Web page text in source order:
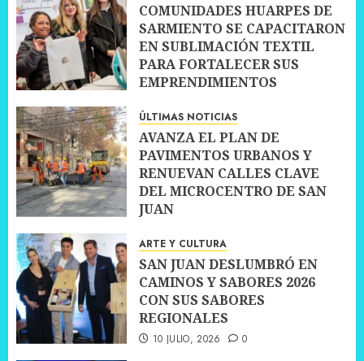
COMUNIDADES HUARPES DE
SARMIENTO SE CAPACITARON
EN SUBLIMACIÓN TEXTIL
PARA FORTALECER SUS
EMPRENDIMIENTOS
ÚLTIMAS NOTICIAS
AVANZA EL PLAN DE
PAVIMENTOS URBANOS Y
RENUEVAN CALLES CLAVE
DEL MICROCENTRO DE SAN
JUAN
ARTE Y CULTURA
SAN JUAN DESLUMBRÓ EN
CAMINOS Y SABORES 2026
CON SUS SABORES
REGIONALES
10 JULIO, 2026 0